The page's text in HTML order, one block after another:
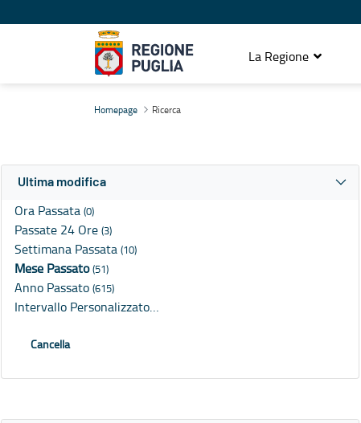
La Regione
Homepage Ricerca
Ultima modifica
Ora Passata (0)
Passate 24 Ore (3)
Settimana Passata (10)
Mese Passato(51)
Anno Passato (615)
Intervallo Personalizzato…
Cancella